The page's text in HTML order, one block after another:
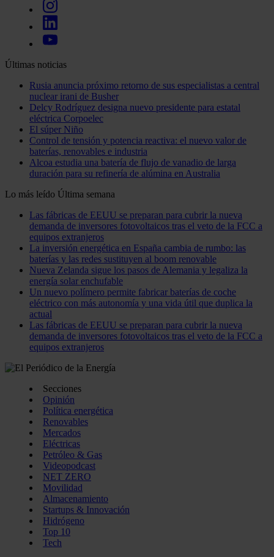
Últimas noticias
Rusia anuncia próximo retorno de sus especialistas a central
nuclear irani de Busher
Delcy Rodríguez designa nuevo presidente para estatal
eléctrica Corpoelec
El súper Niño
Control de tensión y potencia reactiva: el nuevo valor de
baterías, renovables e industria
Alcoa estudia una batería de flujo de vanadio de larga
duración para su refinería de alúmina en Australia
Lo más leído Última semana
Las fábricas de EEUU se preparan para cubrir la nueva
demanda de inversores fotovoltaicos tras el veto de la FCC a
equipos extranjeros
La inversión energética en España cambia de rumbo: las
baterías y las redes sustituyen al boom renovable
Nueva Zelanda sigue los pasos de Alemania y legaliza la
energía solar enchufable
Un nuevo polímero permite fabricar baterías de coche
eléctrico con más autonomía y una vida útil que duplica la
actual
Las fábricas de EEUU se preparan para cubrir la nueva
demanda de inversores fotovoltaicos tras el veto de la FCC a
equipos extranjeros
Secciones
Opinión
Política energética
Renovables
Mercados
Eléctricas
Petróleo & Gas
Videopodcast
NET ZERO
Movilidad
Almacenamiento
Startups & Innovación
Hidrógeno
Top 10
Tech